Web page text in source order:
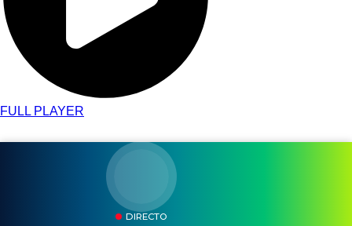
FULL PLAYER
DIRECTO